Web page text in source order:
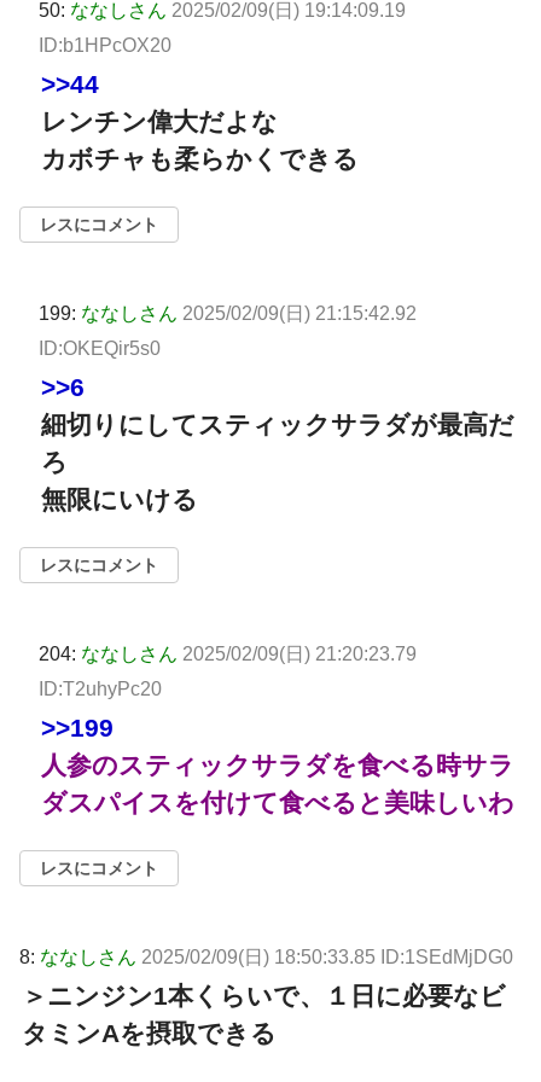
50: ななしさん 2025/02/09(日) 19:14:09.19
ID:b1HPcOX20
>>44
レンチン偉大だよな
カボチャも柔らかくできる
レスにコメント
199: ななしさん 2025/02/09(日) 21:15:42.92
ID:OKEQir5s0
>>6
細切りにしてスティックサラダが最高だ
ろ
無限にいける
レスにコメント
204: ななしさん 2025/02/09(日) 21:20:23.79
ID:T2uhyPc20
>>199
人参のスティックサラダを食べる時サラ
ダスパイスを付けて食べると美味しいわ
レスにコメント
8: ななしさん 2025/02/09(日) 18:50:33.85 ID:1SEdMjDG0
＞ニンジン1本くらいで、１日に必要なビ
タミンAを摂取できる